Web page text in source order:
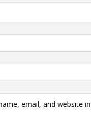
email, and website